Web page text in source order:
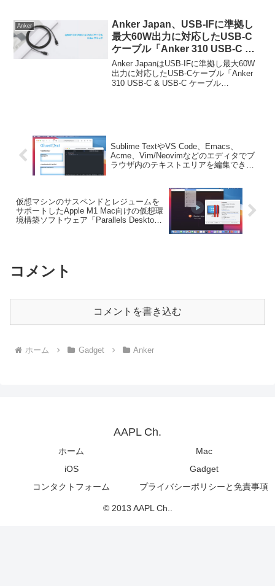
す。詳細は...
Anker
Anker Japan、USB-IFに準拠し
最大60W出力に対応したUSB-C
ケーブル「Anker 310 USB-C &
USB-C ケーブル 0.9/1.8/3.0m」
を発売。
Anker JapanはUSB-IFに準拠し最大60W
出力に対応したUSB-Cケーブル「Anker
310 USB-C & USB-C ケーブル
Sublime TextやVS Code、Emacs、
Acme、Vim/Neovimなどのエディタでブ
ラウザ内のテキストエリアを編集できる
仮想マシンのサスペンドとレジュームを
サポートしたApple M1 Mac向けの仮想環
境構築ソフトウェア「Parallels Desktop
コメント
コメントを書き込む
ホーム Gadget Anker
AAPL Ch.
ホーム
Mac
iOS
Gadget
コンタクトフォーム
プライバシーポリシーと免責事項
© 2013 AAPL Ch..